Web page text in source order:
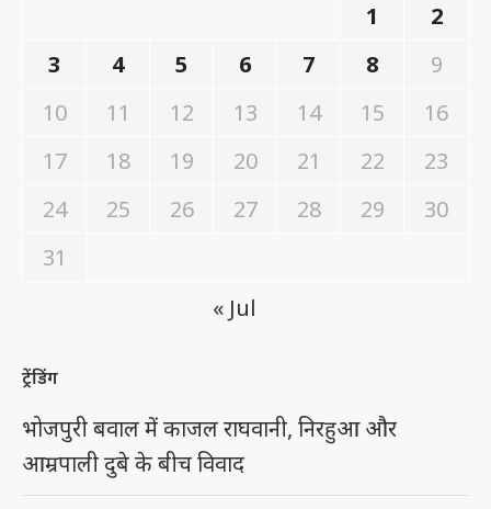
1
2
3
4 5 6 7 8
9
10
11 12 13 14 15
16
17
18 19 20 21 22
23
24
25 26 27 28 29
30
31
« Jul
ट्रेंडिंग
भोजपुरी बवाल में काजल राघवानी, निरहुआ और
आम्रपाली दुबे के बीच विवाद